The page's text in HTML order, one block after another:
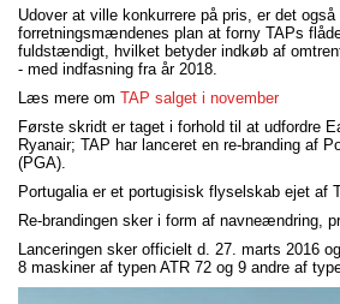
Udover at ville konkurrere på pris, er det også
forretningsmændenes plan at forny TAPs
fuldstændigt, hvilket betyder indkøb af
- med indfasning fra år 2018.
Læs mere om TAP salget i november
Første skridt er taget i forhold til at udfordre
Ryanair; TAP har lanceret en re-branding af
(PGA).
Portugalia er et portugisisk flyselskab ejet af
Re-brandingen sker i form af navneændring,
Lanceringen sker officielt d. 27. marts 2016
8 maskiner af typen ATR 72 og 9 andre af